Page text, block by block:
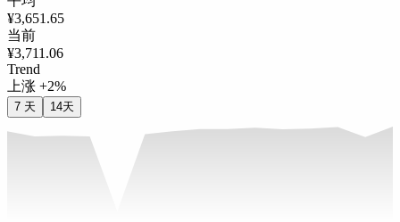
¥3,651.65
当前
¥3,711.06
Trend
上涨 +2%
7 天 14天